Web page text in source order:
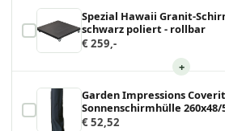
Spezial Hawaii Granit-
schwarz poliert - rollbar
€ 259,-
+
Garden Impressions
Sonnenschirmhülle 260x48/
€ 52,52